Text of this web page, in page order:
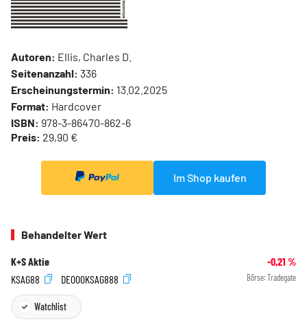
Autoren: Ellis, Charles D.
Seitenanzahl: 336
Erscheinungstermin: 13.02.2025
Format: Hardcover
ISBN: 978-3-86470-862-6
Preis: 29,90 €
Im Shop kaufen
Behandelter Wert
K+S Aktie -0,21 %
KSAG88
DE000KSAG888 Börse: Tradegate
Watchlist